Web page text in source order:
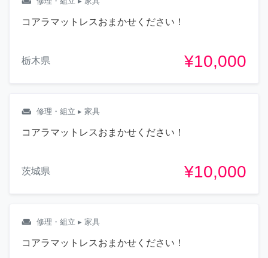
コアラマットレスおまかせください！
栃木県 ¥10,000
weekend 修理・組立 ▸ 家具
コアラマットレスおまかせください！
茨城県 ¥10,000
weekend 修理・組立 ▸ 家具
コアラマットレスおまかせください！